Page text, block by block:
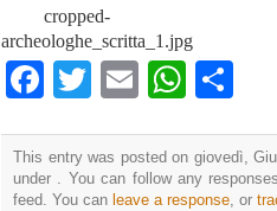
cropped-
archeologhe_scritta_1.jpg
Facebook
TwitterEmail
This entry was posted on giovedì,
under . You can follow any
feed. You can leave a response, or